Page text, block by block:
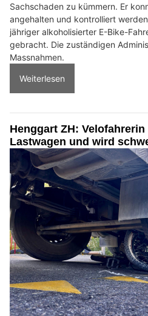
Sachschaden zu kümmern. Er
angehalten und kontrolliert
jähriger alkoholisierter E-Bike-
gebracht. Die zuständigen
Massnahmen.
Weiterlesen
Henggart ZH:
Lastwagen und wird